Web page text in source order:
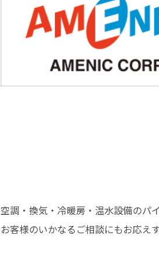
空調・換気・冷暖房・温水設備のパ
お客様のいかなるご相談にもお応え